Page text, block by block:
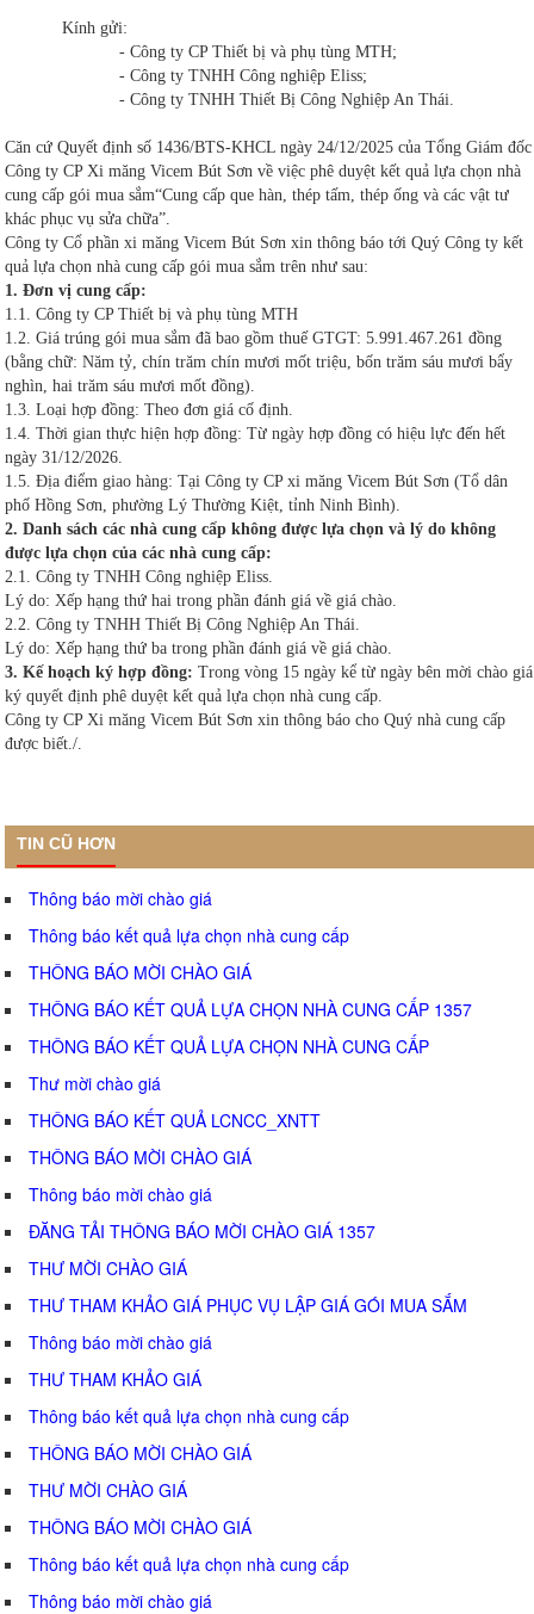
Kính gửi:
- Công ty CP Thiết bị và phụ tùng MTH;
- Công ty TNHH Công nghiệp Eliss;
- Công ty TNHH Thiết Bị Công Nghiệp An Thái.
Căn cứ Quyết định số 1436/BTS-KHCL ngày 24/12/2025 của Tổng Giám đốc
Công ty CP Xi măng Vicem Bút Sơn về việc phê duyệt kết quả lựa chọn nhà
cung cấp gói mua sắm“Cung cấp que hàn, thép tấm, thép ống và các vật tư
khác phục vụ sửa chữa”.
Công ty Cổ phần xi măng Vicem Bút Sơn xin thông báo tới Quý Công ty kết
quả lựa chọn nhà cung cấp gói mua sắm trên như sau:
1. Đơn vị cung cấp:
1.1. Công ty CP Thiết bị và phụ tùng MTH
1.2. Giá trúng gói mua sắm đã bao gồm thuế GTGT: 5.991.467.261 đồng
(bằng chữ: Năm tỷ, chín trăm chín mươi mốt triệu, bốn trăm sáu mươi bẩy
nghìn, hai trăm sáu mươi mốt đồng).
1.3. Loại hợp đồng: Theo đơn giá cố định.
1.4. Thời gian thực hiện hợp đồng: Từ ngày hợp đồng có hiệu lực đến hết
ngày 31/12/2026.
1.5. Địa điểm giao hàng: Tại Công ty CP xi măng Vicem Bút Sơn (Tổ dân
phố Hồng Sơn, phường Lý Thường Kiệt, tỉnh Ninh Bình).
2. Danh sách các nhà cung cấp không được lựa chọn và lý do không
được lựa chọn của các nhà cung cấp:
2.1. Công ty TNHH Công nghiệp Eliss.
Lý do: Xếp hạng thứ hai trong phần đánh giá về giá chào.
2.2. Công ty TNHH Thiết Bị Công Nghiệp An Thái.
Lý do: Xếp hạng thứ ba trong phần đánh giá về giá chào.
3. Kế hoạch ký hợp đồng: Trong vòng 15 ngày kể từ ngày bên mời chào giá
ký quyết định phê duyệt kết quả lựa chọn nhà cung cấp.
Công ty CP Xi măng Vicem Bút Sơn xin thông báo cho Quý nhà cung cấp
được biết./.
TIN CŨ HƠN
Thông báo mời chào giá
Thông báo kết quả lựa chọn nhà cung cấp
THÔNG BÁO MỜI CHÀO GIÁ
THÔNG BÁO KẾT QUẢ LỰA CHỌN NHÀ CUNG CẤP 1357
THÔNG BÁO KẾT QUẢ LỰA CHỌN NHÀ CUNG CẤP
Thư mời chào giá
THÔNG BÁO KẾT QUẢ LCNCC_XNTT
THÔNG BÁO MỜI CHÀO GIÁ
Thông báo mời chào giá
ĐĂNG TẢI THÔNG BÁO MỜI CHÀO GIÁ 1357
THƯ MỜI CHÀO GIÁ
THƯ THAM KHẢO GIÁ PHỤC VỤ LẬP GIÁ GÓI MUA SẮM
Thông báo mời chào giá
THƯ THAM KHẢO GIÁ
Thông báo kết quả lựa chọn nhà cung cấp
THÔNG BÁO MỜI CHÀO GIÁ
THƯ MỜI CHÀO GIÁ
THÔNG BÁO MỜI CHÀO GIÁ
Thông báo kết quả lựa chọn nhà cung cấp
Thông báo mời chào giá